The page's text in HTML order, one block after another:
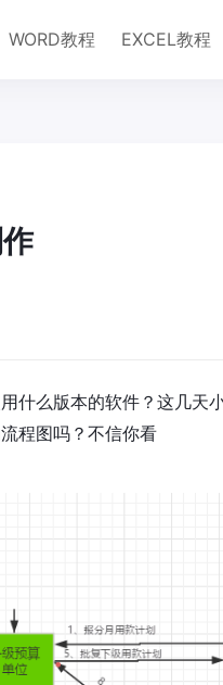
WORD教程 EXCEL教程
什么版本的软件？这几天
程图吗？不信你看